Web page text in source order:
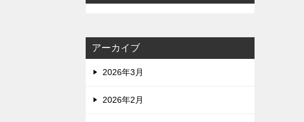
アーカイブ
2026年3月
2026年2月